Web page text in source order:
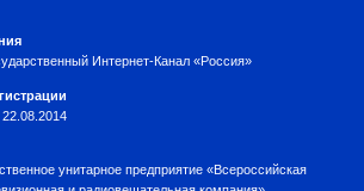
Интернет-Канал «Россия»
унитарное предприятие «Всероссийская